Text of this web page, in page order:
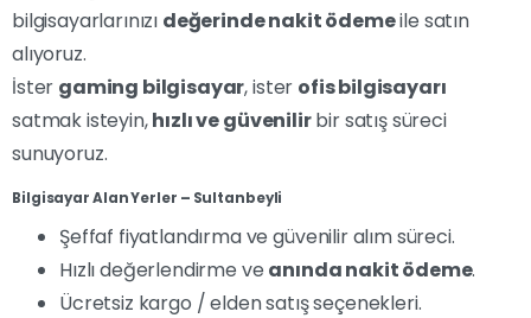
bilgisayarlarınızı değerinde nakit ödemeile satın
alıyoruz.
İster gaming bilgisayar, ister ofis bilgisayarı
satmak isteyin,hızlı ve güvenilirbir satış süreci
sunuyoruz.
Bilgisayar Alan Yerler – Sultanbeyli
Şeffaf fiyatlandırma ve güvenilir alım süreci.
Hızlı değerlendirme ve anında nakit ödeme.
Ücretsiz kargo / elden satış seçenekleri.